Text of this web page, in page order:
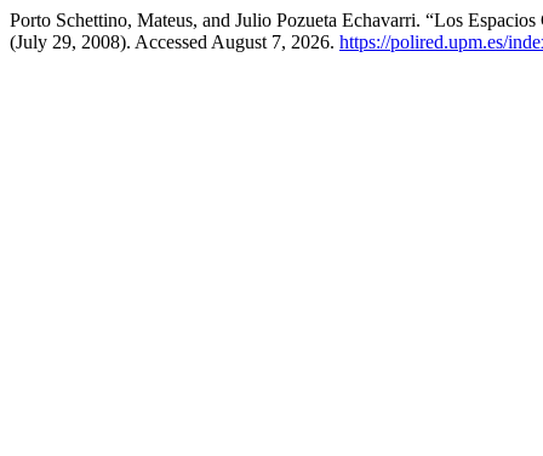
Porto Schettino, Mateus, and Julio Pozueta Echavarri. “Los Espacios
(July 29, 2008). Accessed August 7, 2026. https://polired.upm.es/